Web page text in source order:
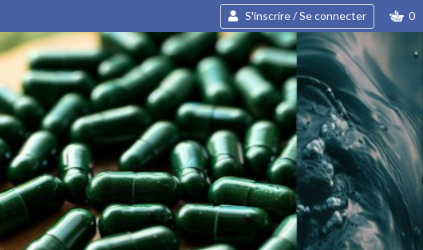
S'inscrire / Se connecter 0